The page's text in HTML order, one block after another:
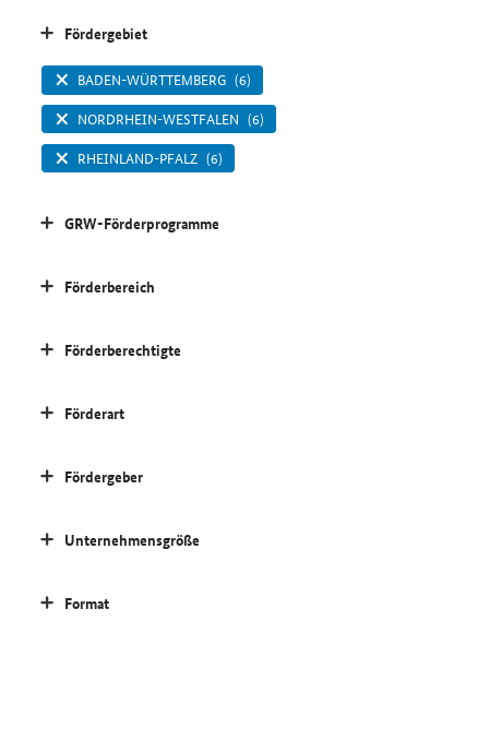
Fördergebiet
BADEN-WÜRTTEMBERG (6)
NORDRHEIN-WESTFALEN (6)
RHEINLAND-PFALZ (6)
GRW-Förderprogramme
Förderbereich
Förderberechtigte
Förderart
Fördergeber
Unternehmensgröße
Format